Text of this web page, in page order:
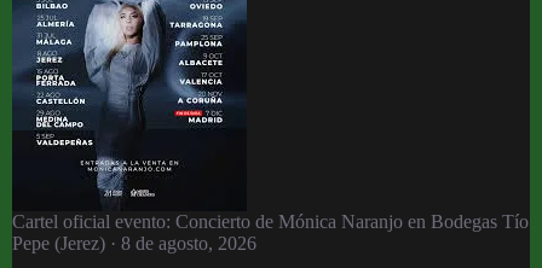
Cartel oficial evento: Concierto de Mónica Naranjo en Bodegas Tío
Pepe (Jerez) · 8 de agosto, 2026